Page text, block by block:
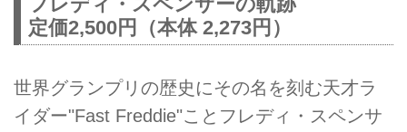
定価2,500円（本体 2,273円）
世界グランプリの歴史にその名を刻む天才ラ
イダー"Fast Freddie"ことフレディ・スペンサ